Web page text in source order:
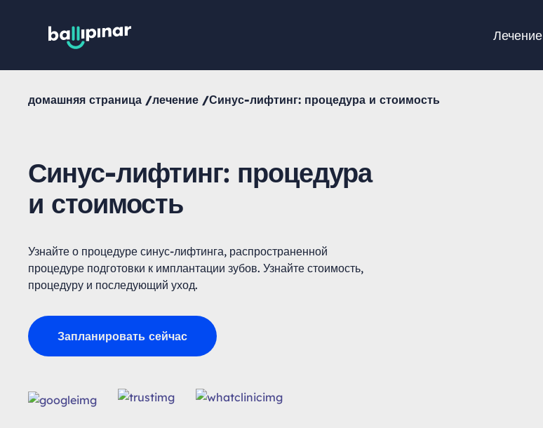
Лечение
домашняя страница /лечение /Синус-лифтинг: процедура и стоимость
Синус-лифтинг: процедура
и стоимость
Узнайте о процедуре синус-лифтинга, распространенной
процедуре подготовки к имплантации зубов. Узнайте стоимость,
процедуру и последующий уход.
Запланировать сейчас